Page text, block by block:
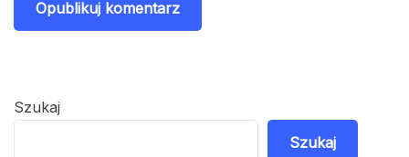
Szukaj
Szukaj